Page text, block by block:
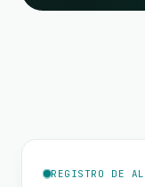
REGISTRO DE